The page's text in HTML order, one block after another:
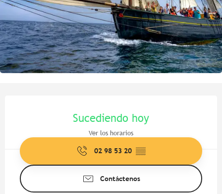
Sucediendo hoy
Ver los horarios
02 98 53 20 ▒▒
Contáctenos